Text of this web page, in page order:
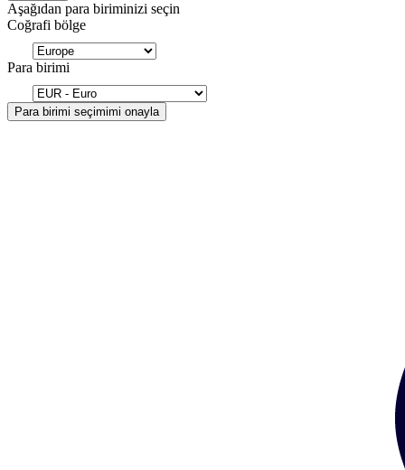
Aşağıdan para biriminizi seçin
Coğrafi bölge
Para birimi
Para birimi seçimimi onayla